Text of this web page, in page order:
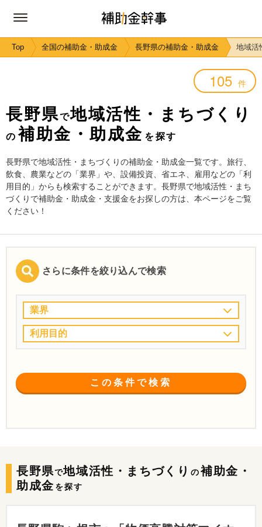
Top 全国の補助金・助成金 長野県の補助金・助成金 地域活
105 件
長野県で地域活性・まちづくり
の 補助金・助成金 を探す
長野県で地域活性・まちづくりの補助金・助成金一覧です。旅行、
飲食、農業などの「業界」や、設備投資、省エネ、雇用などの「利
用目的」からも検索することができます。長野県で地域活性・まち
づくりで補助金・助成金・支援金をお探しの方は、本ページをご覧
ください！
さらに条件を絞り込んで検索
業界
利用目的
この条件で検索
長野県で地域活性・まちづくり の 補助金・
助成金を探す